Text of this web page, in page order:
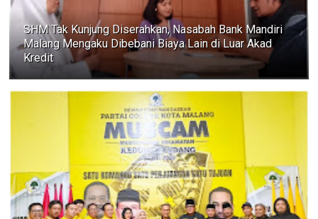
SHM Tak Kunjung Diserahkan, Nasabah Bank Mandiri
Malang Mengaku Dibebani Biaya Lain di Luar Akad
Kredit